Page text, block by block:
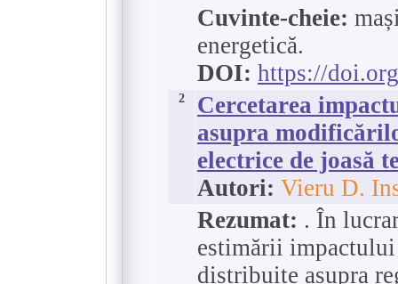
Cuvinte-cheie:
energetică.
DOI: https://
2
Cercetarea
asupra
electrice de joasă
Autori: Vieru D.
Rezumat: . În
estimării
distribuite asupra